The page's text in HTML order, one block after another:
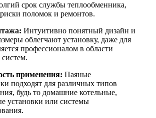
срок службы теплообменника,
поломок и ремонтов.
Интуитивно понятный дизайн и
облегчают установку, даже для
профессионалом в области
применения: Паяные
подходят для различных типов
будь то домашние котельные,
установки или системы